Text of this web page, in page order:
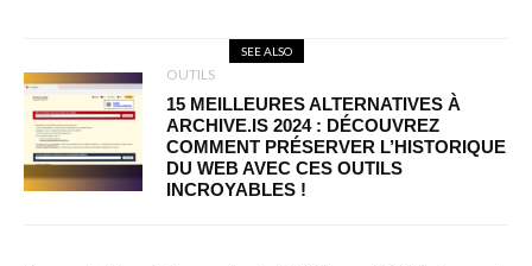
SEE ALSO
OUTILS
15 MEILLEURES ALTERNATIVES À
ARCHIVE.IS 2024 : DÉCOUVREZ
COMMENT PRÉSERVER L’HISTORIQUE
DU WEB AVEC CES OUTILS
INCROYABLES !